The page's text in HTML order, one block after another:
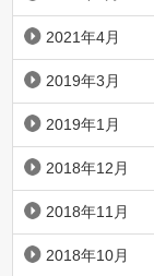
2021年4月
2019年3月
2019年1月
2018年12月
2018年11月
2018年10月